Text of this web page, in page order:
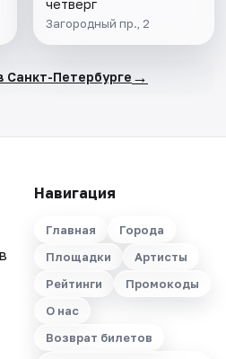
четверг
Загородный пр., 2
Санкт-Петербурге →
Навигация
Главная
Города
Площадки
Артисты
Рейтинги
Промокоды
О нас
Возврат билетов